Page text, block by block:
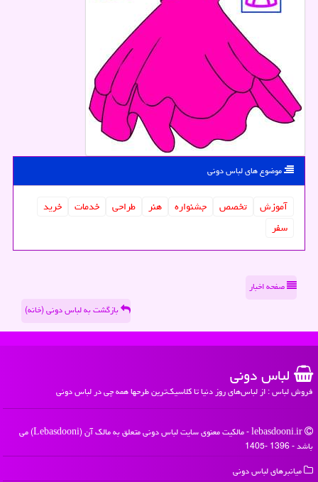
موضوع های لباس دونی
آموزش تخصص جشنواره هنر طراحی خدمات
خرید
سفر
صفحه اخبار
بازگشت به لباس دونی (خانه)
لباس دونی
فروش لباس : از لباس‌های روز دنیا تا کلاسیک‌ترین طرحها همه چی در لباس دونی
lebasdooni.ir - مالکیت معنوی سایت لباس دونی متعلق به مالک آن (Lebasdooni) می
باشد - 1396 -1405
میانبرهای لباس دونی